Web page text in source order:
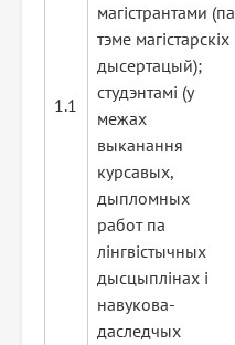
1.1
магістрантами (па
тэме магістарскіх
дысертацый);
студэнтамі (у
межах
выканання
курсавых,
дыпломных
работ па
лінгвістычных
дысцыплінах і
навукова-
даследчых